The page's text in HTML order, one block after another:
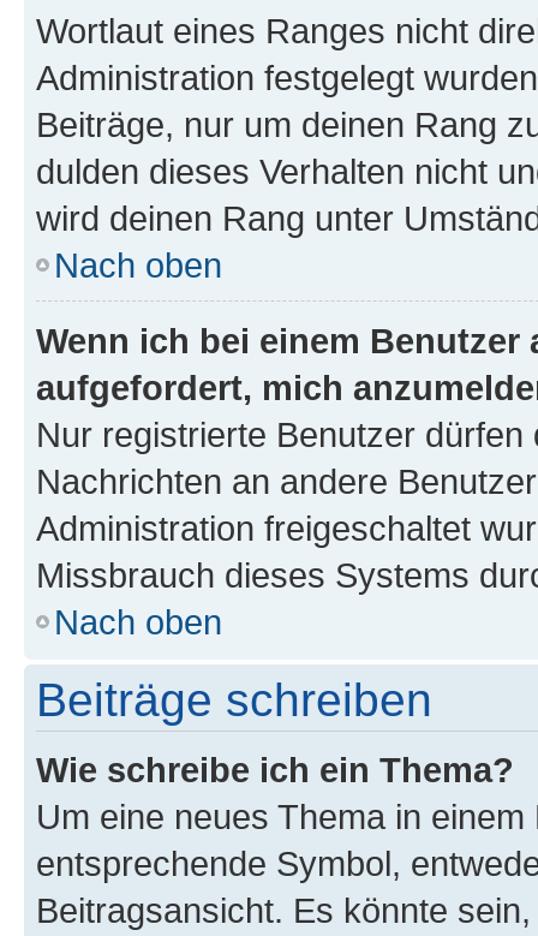
Wortlaut eines Ranges nicht
Administration festgelegt
Beiträge, nur um deinen Rang
dulden dieses Verhalten nicht
wird deinen Rang unter
Nach oben
Wenn ich bei einem
aufgefordert, mich
Nur registrierte Benutzer
Nachrichten an andere
Administration freigeschaltet
Missbrauch dieses Systems
Nach oben
Beiträge schreiben
Wie schreibe ich ein Thema?
Um eine neues Thema in
entsprechende Symbol,
Beitragsansicht. Es könnte